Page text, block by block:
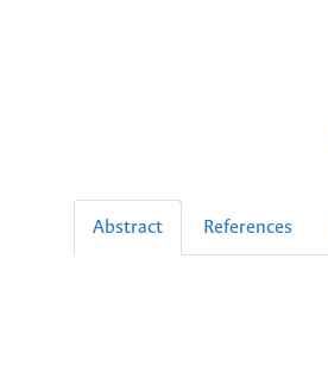
Abstract References